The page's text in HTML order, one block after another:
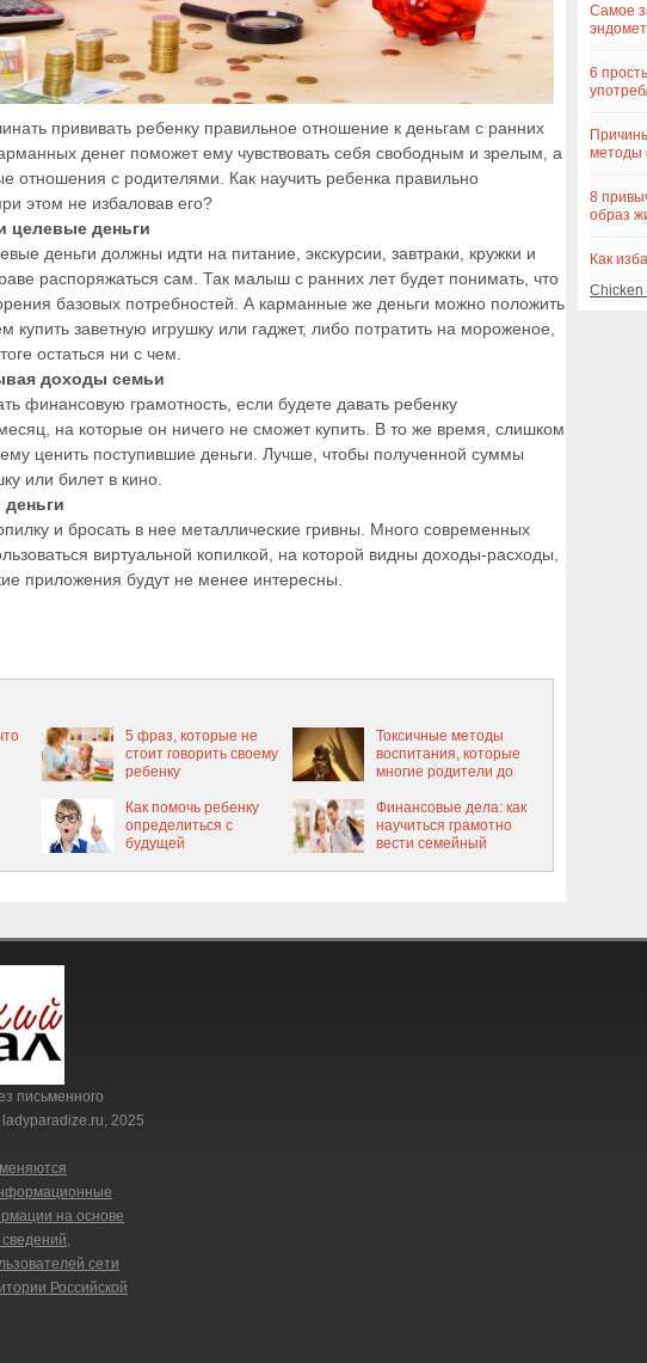
прививать ребенку правильное отношение к деньгам с ранних
денег поможет ему чувствовать себя свободным и зрелым, а
отношения с родителями. Как научить ребенка правильно
этом не избаловав его?
целевые деньги
деньги должны идти на питание, экскурсии, завтраки, кружки и
распоряжаться сам. Так малыш с ранних лет будет понимать, что
базовых потребностей. А карманные же деньги можно положить
купить заветную игрушку или гаджет, либо потратить на мороженое,
остаться ни с чем.
доходы семьи
финансовую грамотность, если будете давать ребенку
на которые он ничего не сможет купить. В то же время, слишком
ценить поступившие деньги. Лучше, чтобы полученной суммы
или билет в кино.
деньги
и бросать в нее металлические гривны. Много современных
виртуальной копилкой, на которой видны доходы-расходы,
приложения будут не менее интересны.
5 фраз, которые не
стоит говорить своему
ребенку
Токсичные методы
воспитания, которые
многие родители до
детям
Как помочь ребенку
определиться с
будущей
Финансовые дела: как
научиться грамотно
вести семейный
Самое
6
методы
8
образ
Как
Chicken
письменного
2025
на основе
сети
Российской